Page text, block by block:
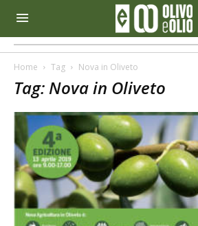
Home Tag Nova in Oliveto
Tag: Nova in Oliveto